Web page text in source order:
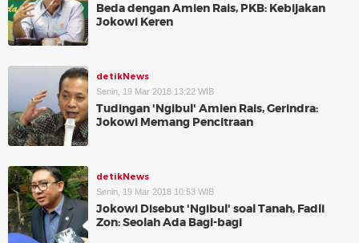
Beda dengan Amien Rais, PKB: Kebijakan
Jokowi Keren
detikNews
Senin, 19 Mar 2018 13:22 WIB
Tudingan 'Ngibul' Amien Rais, Gerindra:
Jokowi Memang Pencitraan
detikNews
Senin, 19 Mar 2018 10:53 WIB
Jokowi Disebut 'Ngibul' soal Tanah, Fadli
Zon: Seolah Ada Bagi-bagi